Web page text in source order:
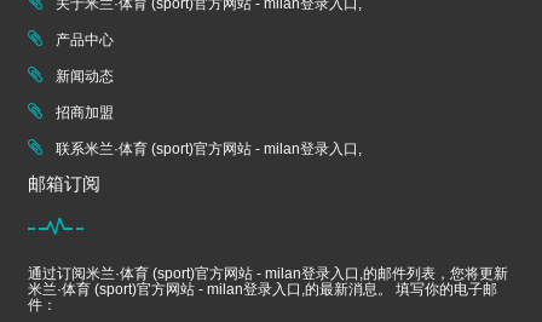
产品中心
新闻动态
招商加盟
联系米兰·体育 (sport)官方网站 - milan登录入口,
邮箱订阅
通过订阅米兰·体育 (sport)官方网站 - milan登录入口,的邮件列表，您将更新
米兰·体育 (sport)官方网站 - milan登录入口,的最新消息。 填写你的电子邮
件：